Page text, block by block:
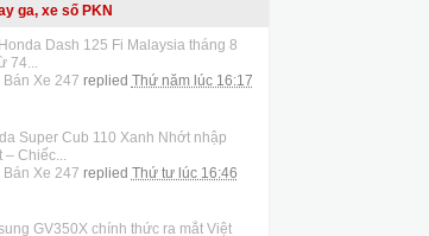
ga, xe số PKN
Dash 125 Fi Malaysia tháng 8
74...
Bán Xe 247 replied Thứ năm lúc 16:17
Super Cub 110 Xanh Nhớt nhập
– Chiếc...
Bán Xe 247 replied Thứ tư lúc 16:46
GV350X chính thức ra mắt Việt